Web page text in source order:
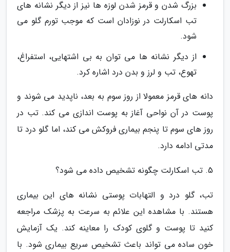
بزرگ شدن و قرمز شدن لوزه ها نیز از دیگر نشانه های
تب اسکارلت در نوزادان است که موجب تورم گلو می
شود.
از دیگر نشانه ها می توان به بی اشتهایی، استفراغ،
تهوع، تب و لرز و بدن درد اشاره کرد.
دانه های قرمز معمولا از روز سوم به بعد، ناپدید می شوند و
پوست در آن نواحی آغاز به پوست اندازی می کند. تب در
روز های سوم تا پنجم بیماری فروکش می کند، اما گلو درد تا
مدتی ادامه دارد.
5. تب اسکارلت چگونه تشخیص داده می شود؟
تب، گلو درد و التهابات پوستی نشانه های این بیماری
هستند. با مشاهده این علائم به سرعت به پزشک مراجعه
کنید تا پوست و گلوی کودک را معاینه کند. یک آزمایش
خون ساده می تواند باعث تشخیص سریع بیماری شود. با